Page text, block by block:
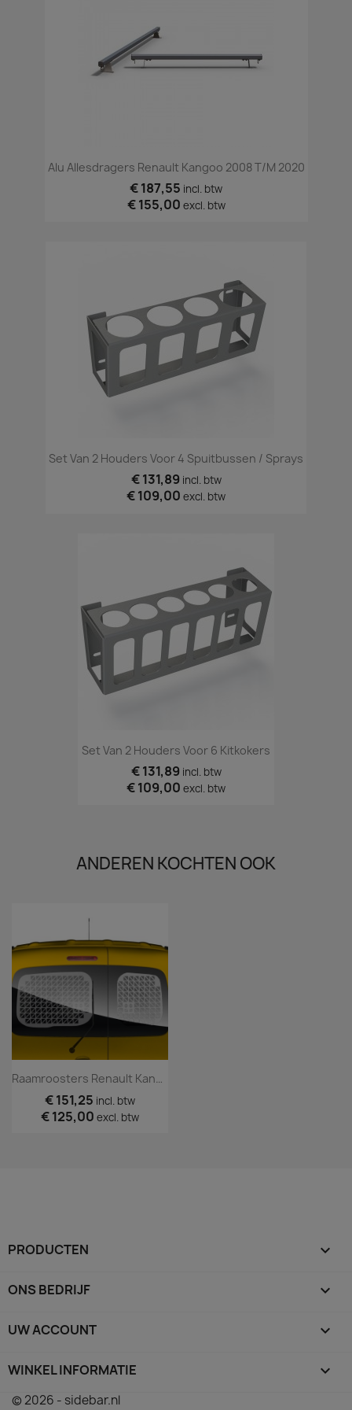
Alu Allesdragers Renault Kangoo 2008 T/m 2020
€ 187,55 incl. btw
€ 155,00 excl. btw
Set Van 2 Houders Voor 4 Spuitbussen / Sprays
€ 131,89 incl. btw
€ 109,00 excl. btw
Set Van 2 Houders Voor 6 Kitkokers
€ 131,89 incl. btw
€ 109,00 excl. btw
ANDEREN KOCHTEN OOK
Raamroosters Renault Kangoo Deuren 2008 T/m 2020 Wit
€ 151,25 incl. btw
€ 125,00 excl. btw
PRODUCTEN 
ONS BEDRIJF 
UW ACCOUNT 
WINKEL INFORMATIE keyboard_arrow_down
© 2026 - sidebar.nl